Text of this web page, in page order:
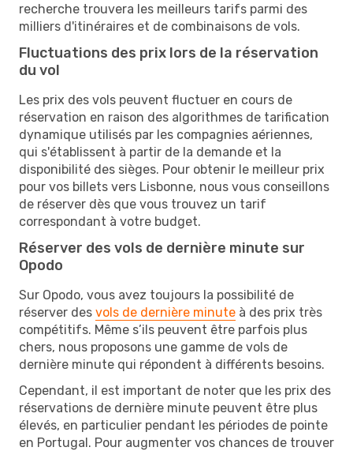
recherche trouvera les meilleurs tarifs parmi des
milliers d'itinéraires et de combinaisons de vols.
Fluctuations des prix lors de la réservation
du vol
Les prix des vols peuvent fluctuer en cours de
réservation en raison des algorithmes de tarification
dynamique utilisés par les compagnies aériennes,
qui s'établissent à partir de la demande et la
disponibilité des sièges. Pour obtenir le meilleur prix
pour vos billets vers Lisbonne, nous vous conseillons
de réserver dès que vous trouvez un tarif
correspondant à votre budget.
Réserver des vols de dernière minute sur
Opodo
Sur Opodo, vous avez toujours la possibilité de
réserver des vols de dernière minute à des prix très
compétitifs. Même s’ils peuvent être parfois plus
chers, nous proposons une gamme de vols de
dernière minute qui répondent à différents besoins.
Cependant, il est important de noter que les prix des
réservations de dernière minute peuvent être plus
élevés, en particulier pendant les périodes de pointe
en Portugal. Pour augmenter vos chances de trouver